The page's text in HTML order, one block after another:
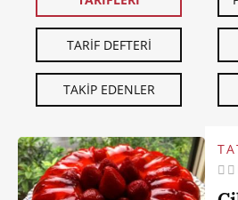
TARİF DEFTERİ
TAKİP EDENLER